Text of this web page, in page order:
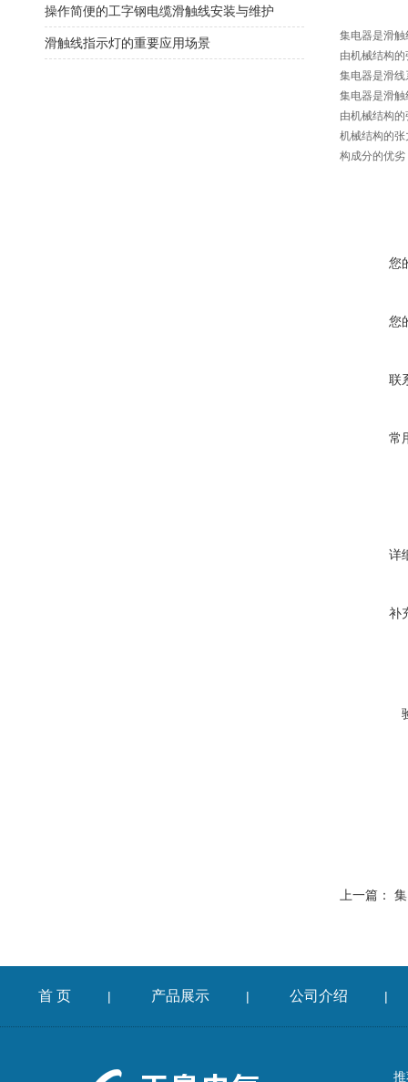
集电器是滑
由机械结构
集电器是滑线
集电器是滑
由机械结构
机械结构的
构成分的优
您
您
联
常
详
补
上一篇：
操作简便的工字钢电缆滑触线安装与维护
滑触线指示灯的重要应用场景
首 页 | 产品展示 | 公司介绍 |